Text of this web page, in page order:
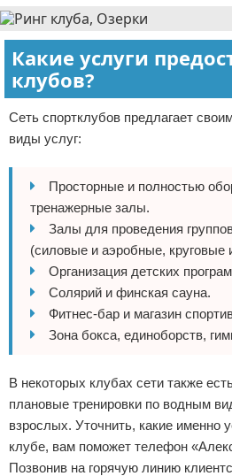
Какие услуги
клубов?
Сеть спортклубов предлагает
виды услуг:
Просторные и полностью
тренажерные залы.
Залы для проведения
(силовые и аэробные, круговые
Организация детских
Солярий и финская сауна.
Фитнес-бар и магазин
Зона бокса, единоборств,
В некоторых клубах сети также
плановые тренировки по водным
взрослых. Уточнить, какие именно
клубе, вам поможет телефон
Позвонив на горячую линию